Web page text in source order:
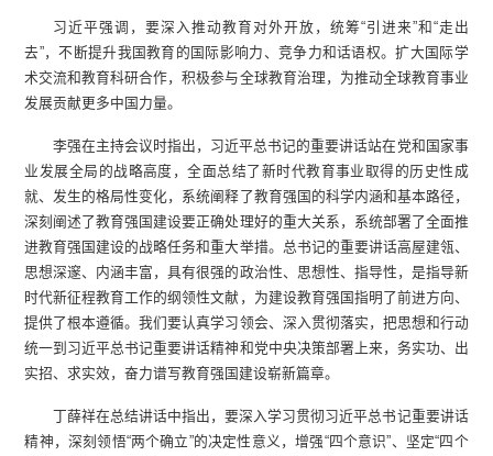
习近平强调，要深入推动教育对外开放，统筹“引进来”和“走出
去”，不断提升我国教育的国际影响力、竞争力和话语权。扩大国际学
术交流和教育科研合作，积极参与全球教育治理，为推动全球教育事业
发展贡献更多中国力量。
李强在主持会议时指出，习近平总书记的重要讲话站在党和国家事
业发展全局的战略高度，全面总结了新时代教育事业取得的历史性成
就、发生的格局性变化，系统阐释了教育强国的科学内涵和基本路径，
深刻阐述了教育强国建设要正确处理好的重大关系，系统部署了全面推
进教育强国建设的战略任务和重大举措。总书记的重要讲话高屋建瓴、
思想深邃、内涵丰富，具有很强的政治性、思想性、指导性，是指导新
时代新征程教育工作的纲领性文献，为建设教育强国指明了前进方向、
提供了根本遵循。我们要认真学习领会、深入贯彻落实，把思想和行动
统一到习近平总书记重要讲话精神和党中央决策部署上来，务实功、出
实招、求实效，奋力谱写教育强国建设崭新篇章。
丁薛祥在总结讲话中指出，要深入学习贯彻习近平总书记重要讲话
精神，深刻领悟“两个确立”的决定性意义，增强“四个意识”、坚定“四个